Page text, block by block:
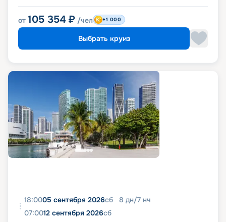
от 105 354 ₽ /чел +1 000
Выбрать круиз
18:0005 сентября 2026сб 8 дн/7 нч
07:0012 сентября 2026сб